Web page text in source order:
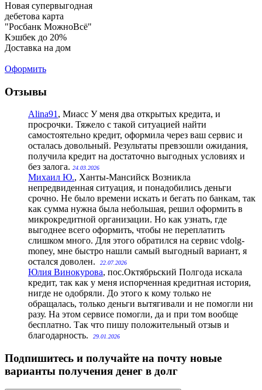
Новая супервыгодная
дебетова карта
"Росбанк МожноВсё"
Кэшбек до 20%
Доставка на дом
Оформить
Отзывы
Alina91, Миасс У меня два открытых кредита, и
просрочки. Тяжело с такой ситуацией найти
самостоятельно кредит, оформила через ваш сервис и
осталась довольный. Результаты превзошли ожидания,
получила кредит на достаточно выгодных условиях и
без залога. 24.03.2026
Михаил Ю., Ханты-Мансийск Возникла
непредвиденная ситуация, и понадобились деньги
срочно. Не было времени искать и бегать по банкам, так
как сумма нужна была небольшая, решил оформить в
микрокредитной организации. Но как узнать, где
выгоднее всего оформить, чтобы не переплатить
слишком много. Для этого обратился на сервис vdolg-
money, мне быстро нашли самый выгодный вариант, я
остался доволен.
22.07.2026
Юлия Винокурова, пос.Октябрьский Полгода искала
кредит, так как у меня испорченная кредитная история,
нигде не одобряли. До этого к кому только не
обращалась, только деньги вытягивали и не помогли ни
разу. На этом сервисе помогли, да и при том вообще
бесплатно. Так что пишу положительный отзыв и
благодарность.
29.01.2026
Подпишитесь и получайте на почту новые
варианты получения денег в долг